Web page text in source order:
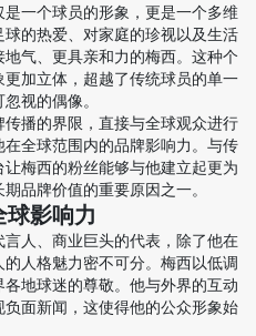
一个球员的形象，更是一个多维
的热爱、对家庭的珍视以及生活
气、更具亲和力的梅西。这种个
加立体，超越了传统球员的单一
视的偶像。
播的界限，直接与全球观众进行
全球范围内的品牌影响力。与传
梅西的粉丝能够与他建立起更为
品牌价值的重要原因之一。
影响力
人、商业巨头的代表，除了他在
人格魅力密不可分。梅西以低调
地球迷的尊敬。他与外界的互动
面新闻，这使得他的公众形象始